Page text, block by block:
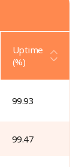
Uptime
(%)
99.93
99.47